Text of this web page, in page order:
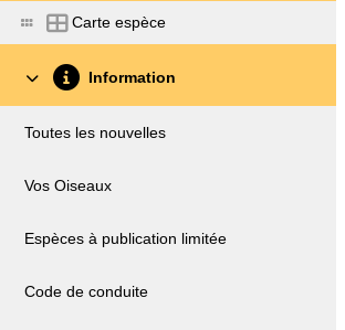
Carte espèce
Information
Toutes les nouvelles
Vos Oiseaux
Espèces à publication limitée
Code de conduite